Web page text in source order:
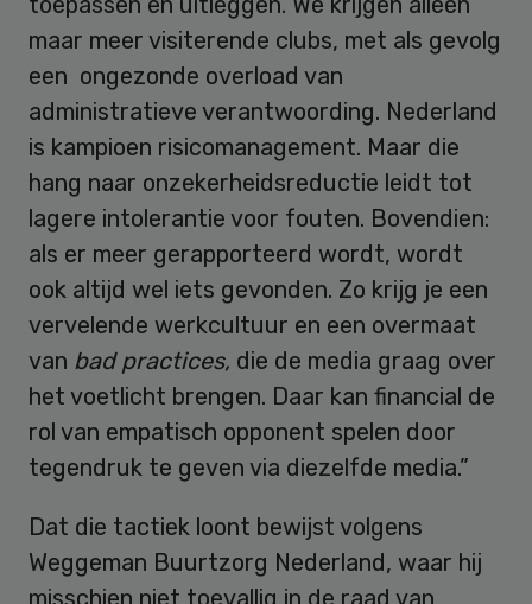
maar meer visiterende clubs, met als gevolg
een ongezonde overload van
administratieve verantwoording. Nederland
is kampioen risicomanagement. Maar die
hang naar onzekerheidsreductie leidt tot
lagere intolerantie voor fouten. Bovendien:
als er meer gerapporteerd wordt, wordt
ook altijd wel iets gevonden. Zo krijg je een
vervelende werkcultuur en een overmaat
van bad practices, die de media graag over
het voetlicht brengen. Daar kan financial de
rol van empatisch opponent spelen door
tegendruk te geven via diezelfde media.”
Dat die tactiek loont bewijst volgens
Weggeman Buurtzorg Nederland, waar hij
misschien niet toevallig in de raad van